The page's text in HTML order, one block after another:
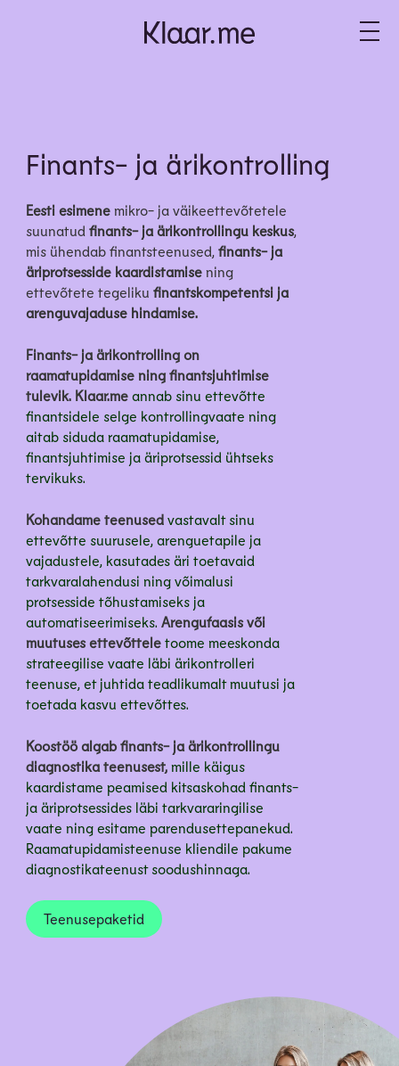
Finants- ja ärikontrolling
Eesti esimene mikro- ja väikeettevõtetele
suunatudfinants- ja ärikontrollingu keskus,
mis ühendab finantsteenused,finants- ja
äriprotsesside kaardistamise ning
ettevõtete tegelikufinantskompetentsi ja
arenguvajaduse hindamise.
Finants- ja ärikontrolling on
raamatupidamise ning finantsjuhtimise
tulevik. Klaar.meannab sinu ettevõtte
finantsidele selge kontrollingvaate ning
aitab siduda raamatupidamise,
finantsjuhtimise ja äriprotsessid ühtseks
tervikuks.
Kohandame teenused vastavalt sinu
ettevõtte suurusele, arenguetapile ja
vajadustele, kasutades äri toetavaid
tarkvaralahendusi ning võimalusi
protsesside tõhustamiseks ja
automatiseerimiseks.Arengufaasis või
muutuses ettevõttele toome meeskonda
strateegilise vaate läbi ärikontrolleri
teenuse, et juhtida teadlikumalt muutusi ja
toetada kasvu ettevõttes.
Koostöö algab finants- ja ärikontrollingu
diagnostika teenusest, mille käigus
kaardistame peamised kitsaskohad finants-
ja äriprotsessides läbi tarkvararingilise
vaate ning esitame parendusettepanekud.
Raamatupidamisteenuse kliendile pakume
diagnostikateenust soodushinnaga.
Teenusepaketid